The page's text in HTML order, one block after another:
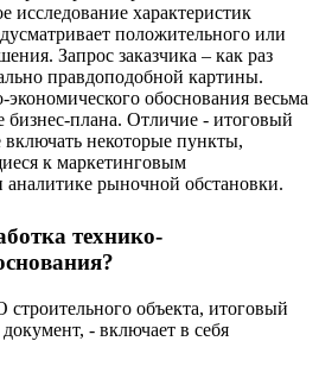
исследование характеристик
положительного или
Запрос заказчика – как раз
правдоподобной картины.
экономического обоснования весьма
бизнес-плана. Отличие - итоговый
некоторые пункты,
к маркетинговым
аналитике рыночной обстановки.
технико-
строительного объекта, итоговый
- включает в себя